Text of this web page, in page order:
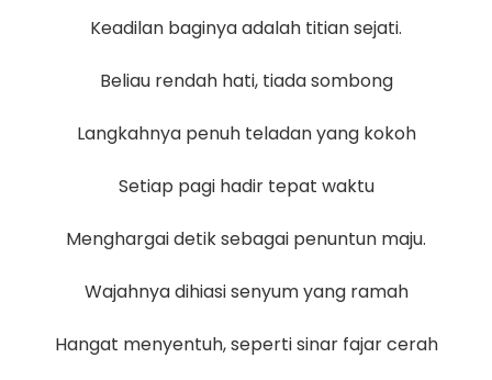
Keadilan baginya adalah titian sejati.
Beliau rendah hati, tiada sombong
Langkahnya penuh teladan yang kokoh
Setiap pagi hadir tepat waktu
Menghargai detik sebagai penuntun maju.
Wajahnya dihiasi senyum yang ramah
Hangat menyentuh, seperti sinar fajar cerah